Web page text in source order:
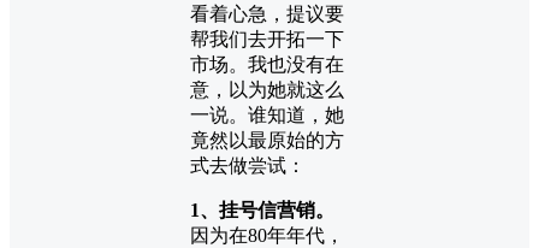
看着心急，提议要
帮我们去开拓一下
市场。我也没有在
意，以为她就这么
一说。谁知道，她
竟然以最原始的方
式去做尝试：
1、挂号信营销。
因为在80年年代，